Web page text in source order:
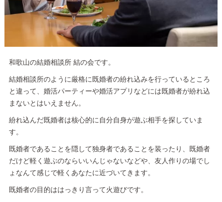
和歌山の結婚相談所 結の会です。
結婚相談所のように厳格に既婚者の紛れ込みを行っているところ
と違って、婚活パーティーや婚活アプリなどには既婚者が紛れ込
まないとはいえません。
紛れ込んだ既婚者は核心的に自分自身が遊ぶ相手を探していま
す。
既婚者であることを隠して独身者であることを装ったり、既婚者
だけど軽く遊ぶのならいいんじゃないなどや、友人作りの場でし
ょなんて感じで軽くあなたに近づいてきます。
既婚者の目的ははっきり言って火遊びです。